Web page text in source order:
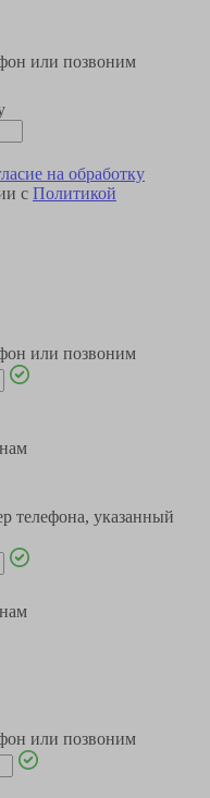
или позвоним
на обработку
с Политикой
или позвоним
телефона, указанный
или позвоним